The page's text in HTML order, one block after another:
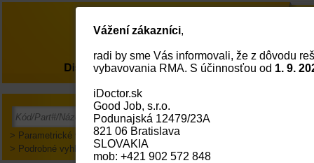
Acer LCD EK271P0bi
FreeSync, 72% NTSC,
glossy foot stand
PODĽA VÝROBCU:
> Parametrické vyhľadávanie
> Podrobné vyhľadávanie
O nás
Vážení zákazníci,
radi by sme Vás informovali, že z dôvodu
vybavovania RMA. S účinnosťou od 1. 9.
iDoctor.sk
Good Job, s.r.o.
Podunajská 12479/23A
821 06 Bratislava
SLOVAKIA
mob: +421 902 572 848